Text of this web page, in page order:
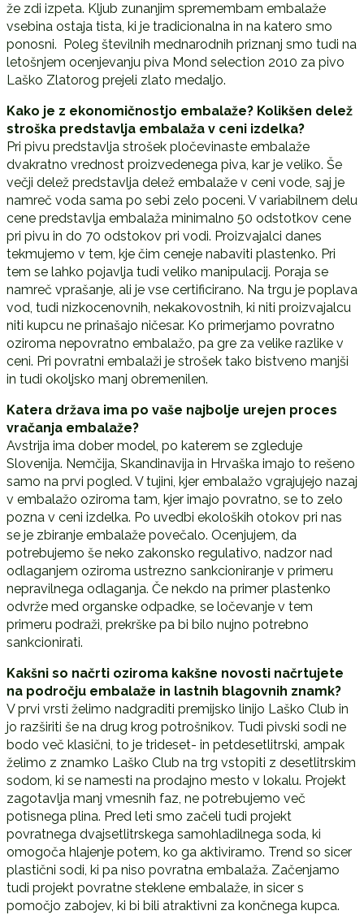
že zdi izpeta. Kljub zunanjim spremembam embalaže
vsebina ostaja tista, ki je tradicionalna in na katero smo
ponosni. Poleg številnih mednarodnih priznanj smo tudi na
letošnjem ocenjevanju piva Mond selection 2010 za pivo
Laško Zlatorog prejeli zlato medaljo.
Kako je z ekonomičnostjo embalaže? Kolikšen delež
stroška predstavlja embalaža v ceni izdelka?
Pri pivu predstavlja strošek pločevinaste embalaže
dvakratno vrednost proizvedenega piva, kar je veliko. Še
večji delež predstavlja delež embalaže v ceni vode, saj je
namreč voda sama po sebi zelo poceni. V variabilnem delu
cene predstavlja embalaža minimalno 50 odstotkov cene
pri pivu in do 70 odstokov pri vodi. Proizvajalci danes
tekmujemo v tem, kje čim ceneje nabaviti plastenko. Pri
tem se lahko pojavlja tudi veliko manipulacij. Poraja se
namreč vprašanje, ali je vse certificirano. Na trgu je poplava
vod, tudi nizkocenovnih, nekakovostnih, ki niti proizvajalcu
niti kupcu ne prinašajo ničesar. Ko primerjamo povratno
oziroma nepovratno embalažo, pa gre za velike razlike v
ceni. Pri povratni embalaži je strošek tako bistveno manjši
in tudi okoljsko manj obremenilen.
Katera država ima po vaše najbolje urejen proces
vračanja embalaže?
Avstrija ima dober model, po katerem se zgleduje
Slovenija. Nemčija, Skandinavija in Hrvaška imajo to rešeno
samo na prvi pogled. V tujini, kjer embalažo vgrajujejo nazaj
v embalažo oziroma tam, kjer imajo povratno, se to zelo
pozna v ceni izdelka. Po uvedbi ekoloških otokov pri nas
se je zbiranje embalaže povečalo. Ocenjujem, da
potrebujemo še neko zakonsko regulativo, nadzor nad
odlaganjem oziroma ustrezno sankcioniranje v primeru
nepravilnega odlaganja. Če nekdo na primer plastenko
odvrže med organske odpadke, se ločevanje v tem
primeru podraži, prekrške pa bi bilo nujno potrebno
sankcionirati.
Kakšni so načrti oziroma kakšne novosti načrtujete
na področju embalaže in lastnih blagovnih znamk?
V prvi vrsti želimo nadgraditi premijsko linijo Laško Club in
jo razširiti še na drug krog potrošnikov. Tudi pivski sodi ne
bodo več klasični, to je trideset- in petdesetlitrski, ampak
želimo z znamko Laško Club na trg vstopiti z desetlitrskim
sodom, ki se namesti na prodajno mesto v lokalu. Projekt
zagotavlja manj vmesnih faz, ne potrebujemo več
potisnega plina. Pred leti smo začeli tudi projekt
povratnega dvajsetlitrskega samohladilnega soda, ki
omogoča hlajenje potem, ko ga aktiviramo. Trend so sicer
plastični sodi, ki pa niso povratna embalaža. Začenjamo
tudi projekt povratne steklene embalaže, in sicer s
pomočjo zabojev, ki bi bili atraktivni za končnega kupca.